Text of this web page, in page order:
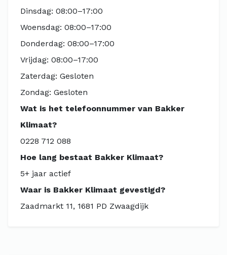
Dinsdag: 08:00–17:00
Woensdag: 08:00–17:00
Donderdag: 08:00–17:00
Vrijdag: 08:00–17:00
Zaterdag: Gesloten
Zondag: Gesloten
Wat is het telefoonnummer van Bakker
Klimaat?
0228 712 088
Hoe lang bestaat Bakker Klimaat?
5+ jaar actief
Waar is Bakker Klimaat gevestigd?
Zaadmarkt 11, 1681 PD Zwaagdijk